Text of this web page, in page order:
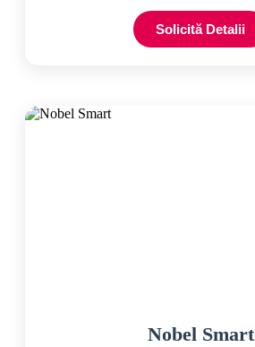
Solicită Detalii
Nobel Smart